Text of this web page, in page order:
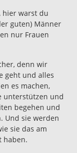
hier warst du
guten) Männer
nur Frauen
denn wir
geht und alles
es machen,
unterstützen und
begehen und
Und sie werden
sie das am
haben.